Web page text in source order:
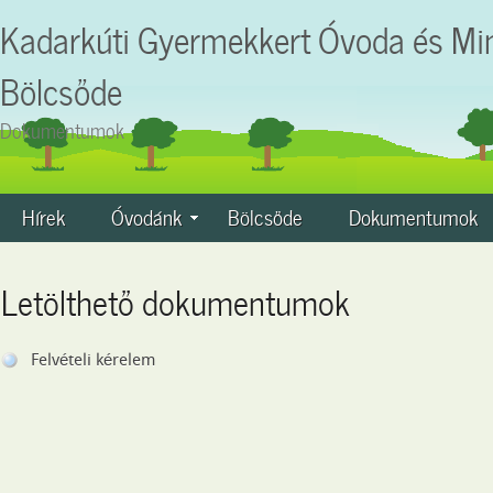
Kadarkúti Gyermekkert Óvoda és
Bölcsőde
Dokumentumok
Hírek Óvodánk Bölcsőde Dokumentumok
Letölthető dokumentumok
Felvételi kérelem